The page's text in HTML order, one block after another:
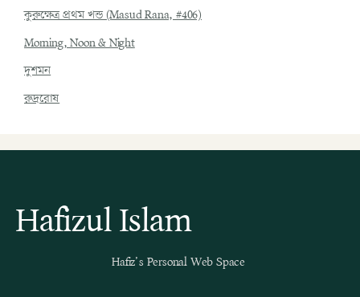
কুরুক্ষেত্র প্রথম খন্ড (Masud Rana, #406)
Morning, Noon & Night
দুশমন
রুদ্ররোষ
Hafizul Islam
Hafiz’s Personal Web Space